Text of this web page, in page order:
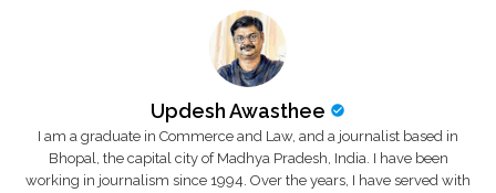
Updesh Awasthee
I am a graduate in Commerce and Law, and a journalist based in
Bhopal, the capital city of Madhya Pradesh, India. I have been
working in journalism since 1994. Over the years, I have served with